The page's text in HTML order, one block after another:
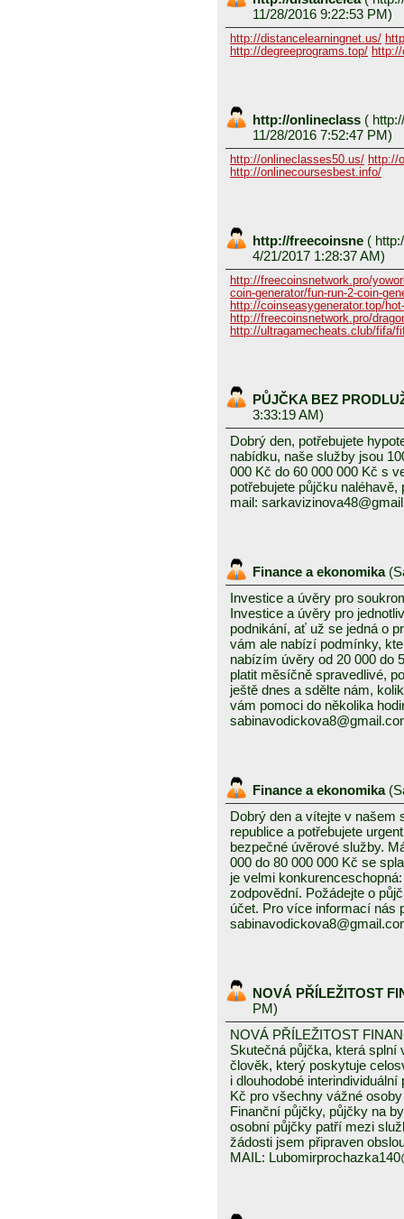
11/28/2016 9:22:53 PM)
http://distancelearningnet.us/
http://degreeprograms.top/
http://onlineclass (
11/28/2016 7:52:47 PM)
http://onlineclasses50.us/ http://
http://onlinecoursesbest.info/
http://freecoinsne (
4/21/2017 1:28:37 AM)
http://freecoinsnetwork.pro/
coin-generator/fun-run-2-coin-
http://coinseasygenerator.top/
http://freecoinsnetwork.pro/
http://ultragamecheats.club/fifa/
PŮJČKA BEZ
3:33:19 AM)
Dobrý den, potřebujete
nabídku, naše služby jsou
000 Kč do 60 000 000 Kč s
potřebujete půjčku
mail:
Finance a ekonomika (
Investice a úvěry pro
Investice a úvěry pro
podnikání, ať už se jedná o
vám ale nabízí podmínky,
nabízím úvěry od 20 000 do
platit měsíčně spravedlivé,
ještě dnes a sdělte nám,
vám pomoci do několika
Finance a ekonomika (
Dobrý den a vítejte v našem
republice a potřebujete
bezpečné úvěrové služby.
000 do 80 000 000 Kč se
je velmi
zodpovědní. Požádejte o
účet. Pro více informací nás
NOVÁ PŘÍLEŽITOST
PM)
NOVÁ PŘÍLEŽITOST
Skutečná půjčka, která
člověk, který poskytuje
i dlouhodobé
Kč pro všechny vážné
Finanční půjčky, půjčky na
osobní půjčky patří mezi
žádosti jsem připraven
MAIL: